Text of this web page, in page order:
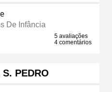
De Infância
5 avaliações
4 comentários
PEDRO